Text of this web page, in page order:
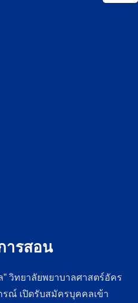
ารสอน
วิทยาลัยพยาบาลศาสตร์อัคร
ณ์ เปิดรับสมัครบุคคลเข้า